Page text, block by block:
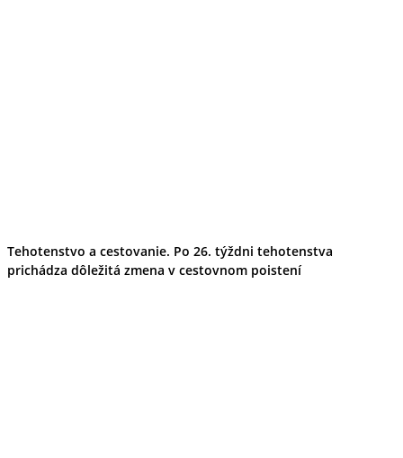
Tehotenstvo a cestovanie. Po 26. týždni tehotenstva
prichádza dôležitá zmena v cestovnom poistení